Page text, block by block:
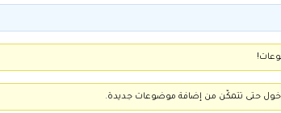
حتى تتمكّن من إضافة موضوعات جديدة.